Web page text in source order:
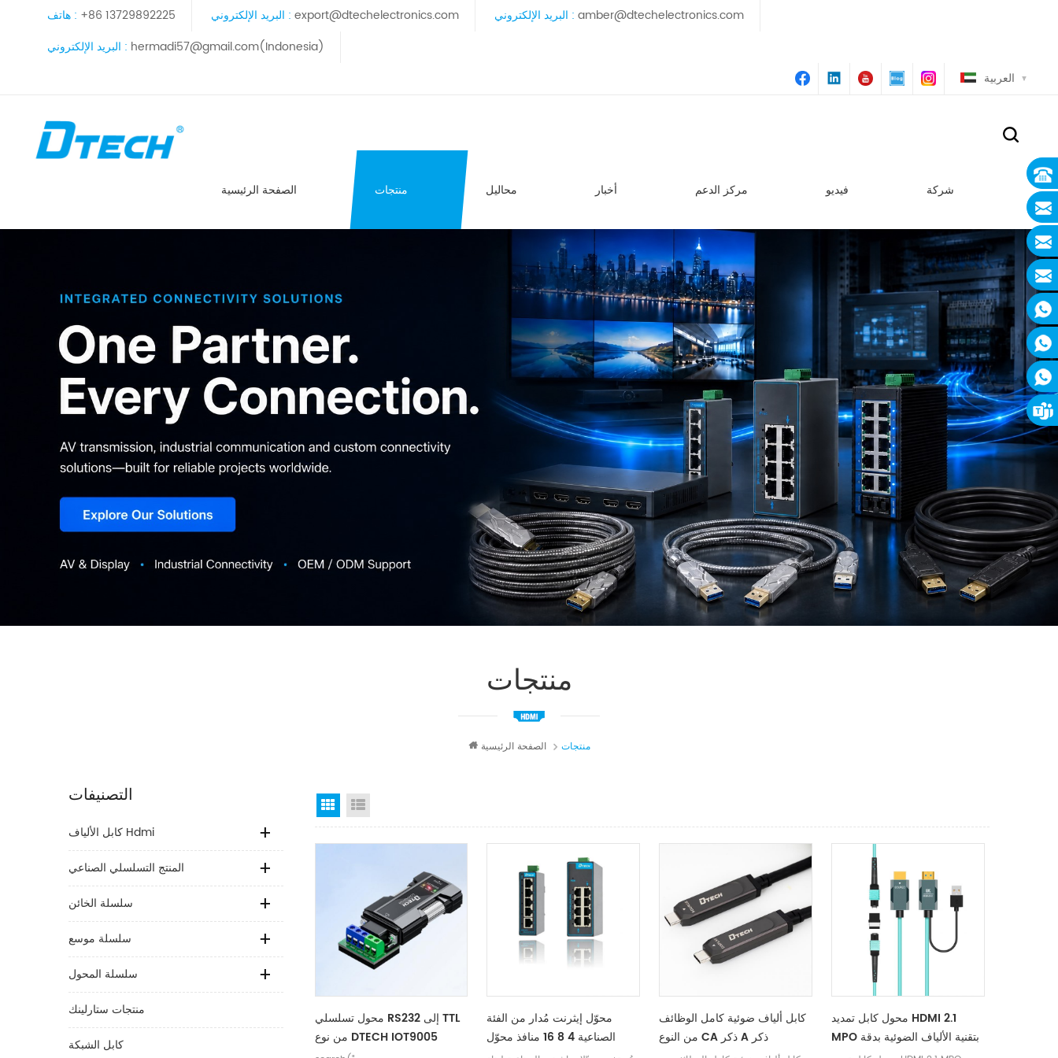
هاتف : +86 13729892225 البريد الإلكتروني : export@dtechelectronics.com البريد الإلكتروني : amber@dtechelectronics.com
البريد الإلكتروني : hermadi57@gmail.com(Indonesia)
العربية
الصفحة الرئيسية منتجات محاليل أخبار مركز الدعم فيديو شركة
منتجات
الصفحة الرئيسية منتجات
التصنيفات
كابل الألياف Hdmi
المنتج التسلسلي الصناعي
سلسلة الخائن
سلسلة موسع
سلسلة المحول
منتجات ستارلينك
كابل الشبكة
Grid View
محول تسلسلي RS232 إلى TTL
من نوع DTECH IOT9005
محوّل إيثرنت مُدار من الفئة
الصناعية 4 8 16 منافذ محوّل
كابل ألياف ضوئية كامل الوظائف
من النوع CA ذكر A ذكر
محول كابل تمديد HDMI 2.1
MPO بتقنية الألياف الضوئية بدقة